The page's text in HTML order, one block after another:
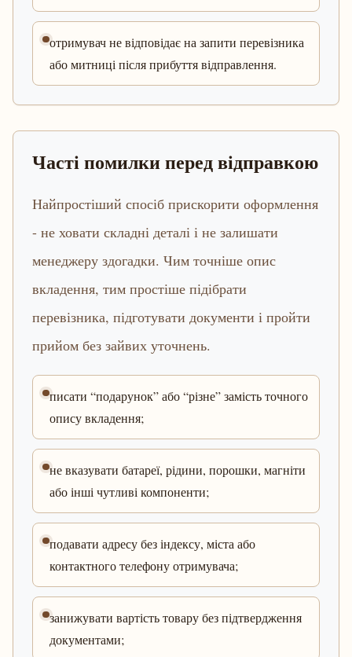
отримувач не відповідає на запити перевізника
або митниці після прибуття відправлення.
Часті помилки перед відправкою
Найпростіший спосіб прискорити оформлення
- не ховати складні деталі і не залишати
менеджеру здогадки. Чим точніше опис
вкладення, тим простіше підібрати
перевізника, підготувати документи і пройти
прийом без зайвих уточнень.
писати “подарунок” або “різне” замість точного
опису вкладення;
не вказувати батареї, рідини, порошки, магніти
або інші чутливі компоненти;
подавати адресу без індексу, міста або
контактного телефону отримувача;
занижувати вартість товару без підтвердження
документами;